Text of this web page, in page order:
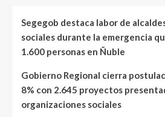
Segegob destaca labor de
sociales durante la emergencia
1.600 personas en Ñuble
Gobierno Regional cierra
8% con 2.645 proyectos
organizaciones sociales